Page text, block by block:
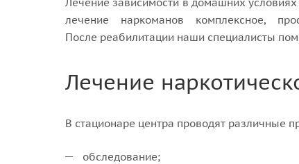
лечение наркоманов комплексное,
После реабилитации наши специалисты
Лечение
В стационаре центра проводят различные
обследование;